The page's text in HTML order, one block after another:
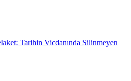
Tarihin Vicdanında Silinmeyen